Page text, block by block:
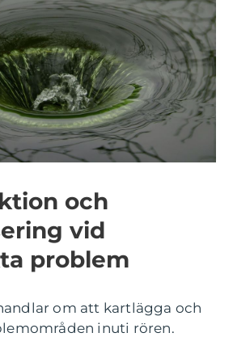
och
vid
problem
om att kartlägga och
inuti rören.